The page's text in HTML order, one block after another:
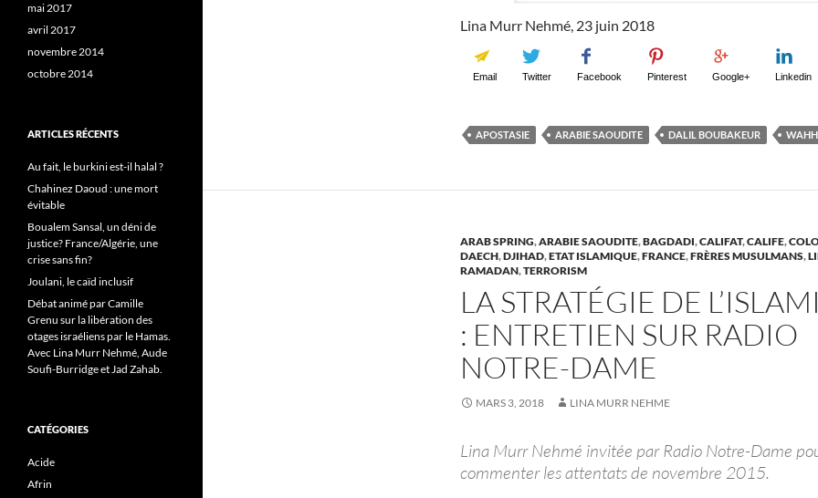
Lina Murr Nehmé, 23 juin 2018
Email Twitter Facebook Pinterest Google+ Linkedin
APOSTASIE ARABIE SAOUDITE DALIL BOUBAKEUR
ARAB SPRING,ARABIE SAOUDITE,BAGDADI,CALIFAT,CALIFE,
DAECH,DJIHAD,ETAT ISLAMIQUE,FRANCE,FRÈRES MUSULMANS,
RAMADAN,TERRORISM
LA STRATÉGIE DE
: ENTRETIEN SUR RADIO
NOTRE-DAME
MARS 3, 2018 LINA MURR NEHME
Lina Murr Nehmé invitée par Radio Notre-Dame
commenter les attentats de novembre 2015.
mai 2017
avril 2017
novembre 2014
octobre 2014
ARTICLES RÉCENTS
Au fait, le burkini est-il halal ?
Chahinez Daoud : une mort
évitable
Boualem Sansal, un déni de
justice? France/Algérie, une
crise sans fin?
Joulani, le caïd inclusif
Débat animé par Camille
Grenu sur la libération des
otages israéliens par le Hamas.
Avec Lina Murr Nehmé, Aude
Soufi-Burridge et Jad Zahab.
CATÉGORIES
Acide
Afrin